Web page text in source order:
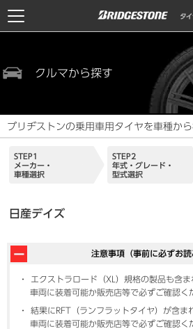
クルマから探す
ブリヂストンの乗用車用タイヤを車種か
STEP1
メーカー・
車種選択
STEP2
年式・グレード・
型式選択
日産デイズ
注意事項（事前に必ずお読
エクストラロード（XL）規格の製品も含
車両に装着可能か販売店等で必ずご確認く
結果にRFT（ランフラットタイヤ）が含ま
車両に装着可能か販売店等で必ずご確認く